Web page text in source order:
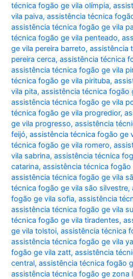
técnica fogão ge vila olímpia,
vila paiva,assistência técnica
assistência técnica fogão ge vila
técnica fogão ge vila penteado,
ge vila pereira barreto,assistência
pereira cerca,assistência técnica
assistência técnica fogão ge vila
técnica fogão ge vila pirituba,
vila pita,assistência técnica fogão
assistência técnica fogão ge vila
técnica fogão ge vila progredior,
ge vila progresso,assistência
feijó,assistência técnica fogão ge
técnica fogão ge vila romero,
vila sabrina,assistência técnica
catarina,assistência técnica
assistência técnica fogão ge vila
técnica fogão ge vila são silvestre,
fogão ge vila sofia,assistência
assistência técnica fogão ge vila
técnica fogão ge vila tiradentes,
ge vila tolstoi,assistência técnica
assistência técnica fogão ge vila
fogão ge vila zatt,assistência
central,assistência técnica fogão
assistência técnica fogão ge zona